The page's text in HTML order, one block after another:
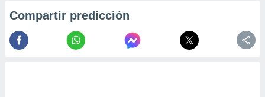
Compartir predicción